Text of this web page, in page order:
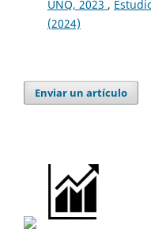
UNQ, 2023 ,
(2024)
Enviar un artículo